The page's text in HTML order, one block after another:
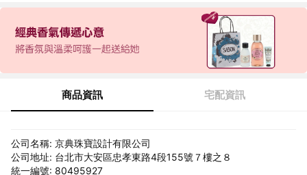
商品資訊 宅配資訊
公司名稱: 京典珠寶設計有限公司
公司地址: 台北市大安區忠孝東路4段155號７樓之８
統一編號: 80495927